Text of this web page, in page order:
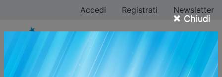
× Chiudi
Accedi Registrati Newsletter